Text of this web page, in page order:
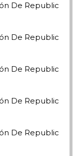
De Republic
De Republic
De Republic
De Republic
De Republic